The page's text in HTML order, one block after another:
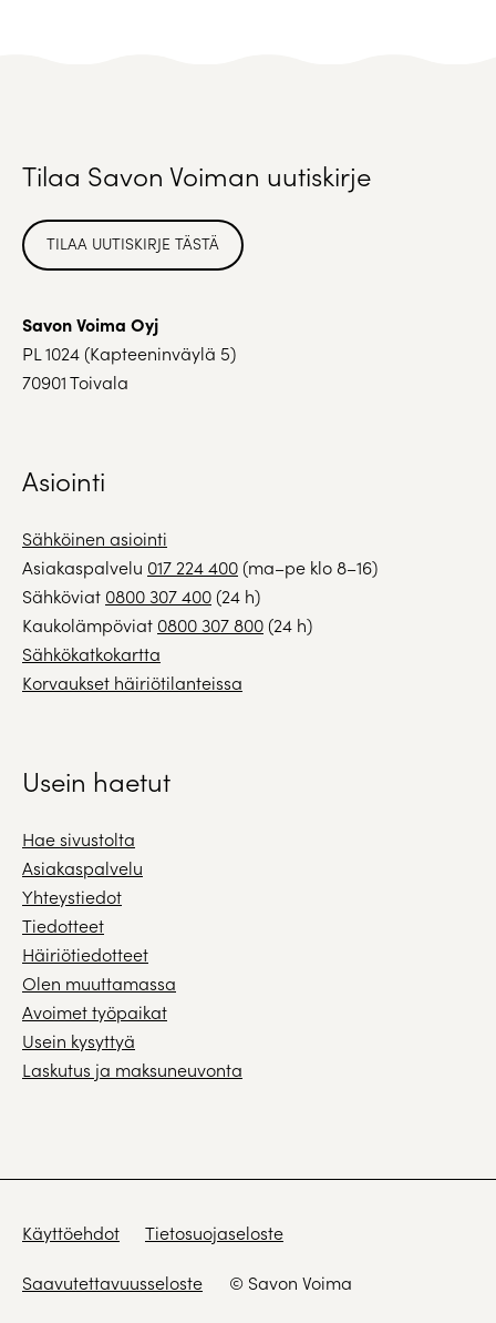
Tilaa Savon Voiman uutiskirje
TILAA UUTISKIRJE TÄSTÄ
Savon Voima Oyj
PL 1024 (Kapteeninväylä 5)
70901 Toivala
Asiointi
Sähköinen asiointi
Asiakaspalvelu 017 224 400(ma–pe klo 8–16)
Sähköviat 0800 307 400(24 h)
Kaukolämpöviat 0800 307 800(24 h)
Sähkökatkokartta
Korvaukset häiriötilanteissa
Usein haetut
Hae sivustolta
Asiakaspalvelu
Yhteystiedot
Tiedotteet
Häiriötiedotteet
Olen muuttamassa
Avoimet työpaikat
Usein kysyttyä
Laskutus ja maksuneuvonta
Käyttöehdot Tietosuojaseloste
Saavutettavuusseloste © Savon Voima